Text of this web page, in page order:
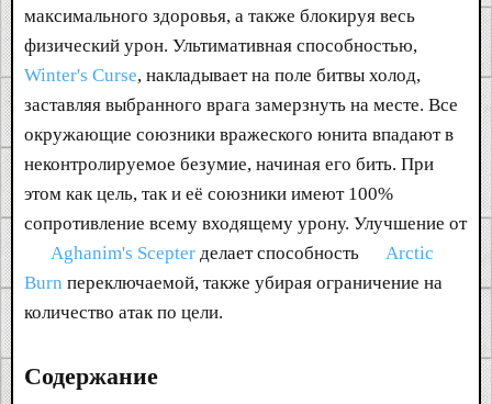
максимального здоровья, а также блокируя весь
физический урон. Ультимативная способностью,
Winter's Curse, накладывает на поле битвы холод,
заставляя выбранного врага замерзнуть на месте. Все
окружающие союзники вражеского юнита впадают в
неконтролируемое безумие, начиная его бить. При
этом как цель, так и её союзники имеют 100%
сопротивление всему входящему урону. Улучшение от
Aghanim's Scepter делает способность
Arctic
Burn переключаемой, также убирая ограничение на
количество атак по цели.
Содержание